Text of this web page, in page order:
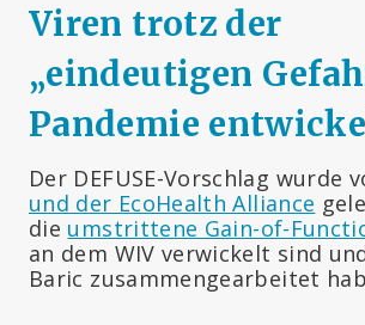
Viren trotz der
„eindeutigen
Pandemie
Der DEFUSE-Vorschlag wurde
und der EcoHealth Alliance
die umstrittene Gain-of-
an dem WIV verwickelt sind
Baric zusammengearbeitet